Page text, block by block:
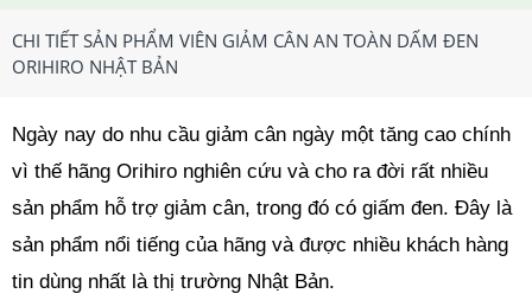
CHI TIẾT SẢN PHẨM VIÊN GIẢM CÂN AN TOÀN DẤM ĐEN
ORIHIRO NHẬT BẢN
Ngày nay do nhu cầu giảm cân ngày một tăng cao chính
vì thế hãng Orihiro nghiên cứu và cho ra đời rất nhiều
sản phẩm hỗ trợ giảm cân, trong đó có giấm đen. Đây là
sản phẩm nổi tiếng của hãng và được nhiều khách hàng
tin dùng nhất là thị trường Nhật Bản.